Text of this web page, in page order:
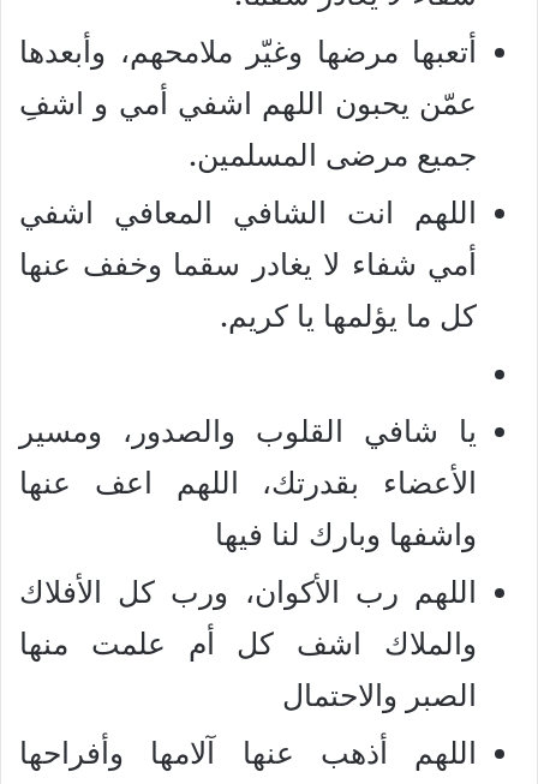
أتعبها مرضها وغيّر ملامحهم، وأبعدها
عمّن يحبون اللهم اشفي أمي و اشفِ
جميع مرضى المسلمين.
اللهم انت الشافي المعافي اشفي
أمي شفاء لا يغادر سقما وخفف عنها
كل ما يؤلمها يا كريم.
يا شافي القلوب والصدور، ومسير
الأعضاء بقدرتك، اللهم اعف عنها
واشفها وبارك لنا فيها
اللهم رب الأكوان، ورب كل الأفلاك
والملاك اشف كل أم علمت منها
الصبر والاحتمال
اللهم أذهب عنها آلامها وأفراحها